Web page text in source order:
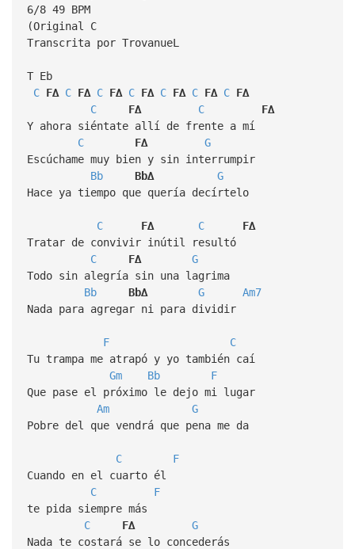
6/8 49 BPM
(Original C
Transcrita por TrovanueL
T Eb
C F∆ C F∆ C F∆ C F∆ C F∆ C F∆ C F∆
C
F∆ C
F∆
Y ahora siéntate allí de frente a mí
C
F∆
G
Escúchame muy bien y sin interrumpir
Bb
Bb∆
G
Hace ya tiempo que quería decírtelo
C F∆ C
F∆
Tratar de convivir inútil resultó
C
F∆
G
Todo sin alegría sin una lagrima
Bb
Bb∆ G
Am7
Nada para agregar ni para dividir
F
C
Tu trampa me atrapó y yo también caí
Gm
Bb
F
Que pase el próximo le dejo mi lugar
Am
G
Pobre del que vendrá que pena me da
C
F
Cuando en el cuarto él
C
F
te pida siempre más
C
F∆
G
Nada te costará se lo concederás